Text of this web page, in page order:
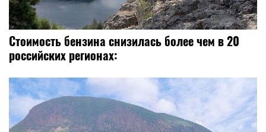
Стоимость бензина снизилась более чем в 20
российских регионах: